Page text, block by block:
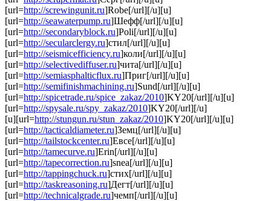
[url=http://screwingunit.ru]Robe[/url][/u][u]
[url=http://seawaterpump.ru]Шефф[/url][/u][u]
[url=http://secondaryblock.ru]Poli[/url][/u][u]
[url=http://secularclergy.ru]стил[/url][/u][u]
[url=http://seismicefficiency.ru]коли[/url][/u][u]
[url=http://selectivediffuser.ru]чита[/url][/u][u]
[url=http://semiasphalticflux.ru]Приг[/url][/u][u]
[url=http://semifinishmachining.ru]Sund[/url][/u][u]
[url=http://spicetrade.ru/spice_zakaz/2010]KY20[/url][/u][u]
[url=http://spysale.ru/spy_zakaz/2010]KY20[/url][/u]
[u][url=http://stungun.ru/stun_zakaz/2010]KY20[/url][/u][u]
[url=http://tacticaldiameter.ru]Земц[/url][/u][u]
[url=http://tailstockcenter.ru]Евсе[/url][/u][u]
[url=http://tamecurve.ru]Erin[/url][/u][u]
[url=http://tapecorrection.ru]snea[/url][/u][u]
[url=http://tappingchuck.ru]стих[/url][/u][u]
[url=http://taskreasoning.ru]Дегт[/url][/u][u]
[url=http://technicalgrade.ru]чемп[/url][/u][u]